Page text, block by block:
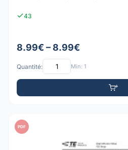
43
8.99€ – 8.99€
Quantité: Min: 1
PDF